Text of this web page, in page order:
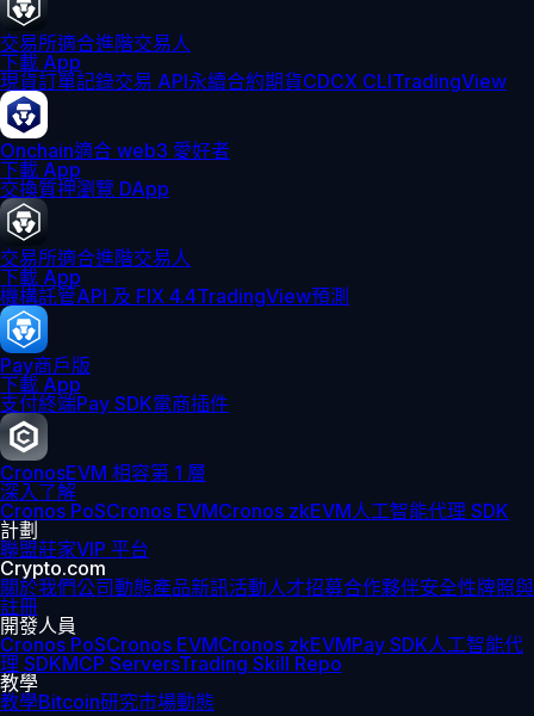
交易所適合進階交易人
下載 App
現貨訂單記錄交易 API永續合約期貨CDCX CLITradingView
Onchain適合 web3 愛好者
下載 App
交換質押瀏覽 DApp
交易所適合進階交易人
下載 App
機構託管API 及 FIX 4.4TradingView預測
Pay商戶版
下載 App
支付終端Pay SDK電商插件
CronosEVM 相容第 1 層
深入了解
Cronos PoSCronos EVMCronos zkEVM人工智能代理 SDK
計劃
聯盟莊家VIP 平台
Crypto.com
關於我們公司動態產品新訊活動人才招募合作夥伴安全性牌照與
註冊
開發人員
Cronos PoSCronos EVMCronos zkEVMPay SDK人工智能代
理 SDKMCP ServersTrading Skill Repo
教學
教學Bitcoin研究市場動態